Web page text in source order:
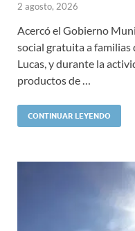
2 agosto, 2026
Acercó el Gobierno
social gratuita a familias
Lucas, y durante la
productos de …
CONTINUAR LEYENDO